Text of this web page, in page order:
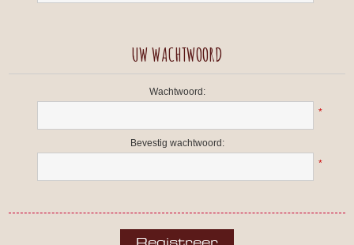
UW WACHTWOORD
Wachtwoord:
*
Bevestig wachtwoord:
*